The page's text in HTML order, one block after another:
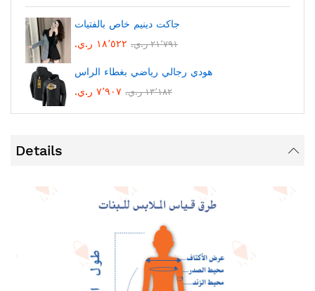
جاكت دينيم خاص بالفتيات
١٨٬٥٢٢ ر.ي.‏
٢١٬٧٩١ ر.ي.‏
هودي رجالي رياضي بغطاء الراس
٧٬٩٠٧ ر.ي.‏
١٣٬١٨٢ ر.ي.‏
Details